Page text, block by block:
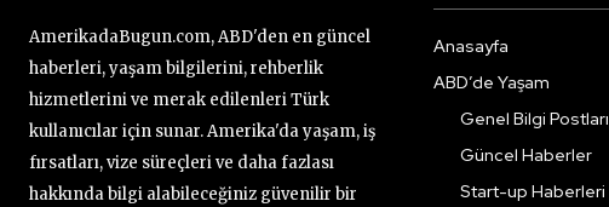
AmerikadaBugun.com, ABD'den en güncel
haberleri, yaşam bilgilerini, rehberlik
hizmetlerini ve merak edilenleri Türk
kullanıcılar için sunar. Amerika'da yaşam, iş
fırsatları, vize süreçleri ve daha fazlası
hakkında bilgi alabileceğiniz güvenilir bir
Anasayfa
ABD’de Yaşam
Genel Bilgi Postları
Güncel Haberler
Start-up Haberleri